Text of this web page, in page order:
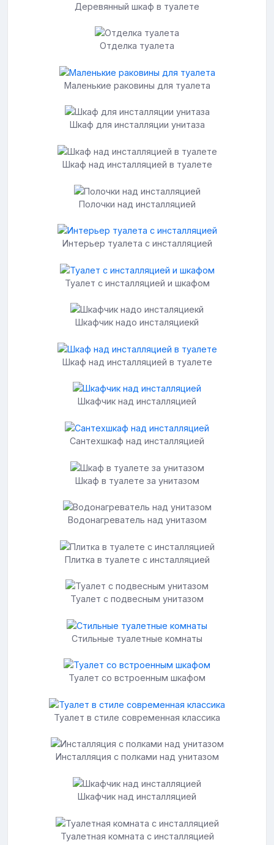
Деревянный шкаф в туалете
Отделка туалета
Маленькие раковины для туалета
Шкаф для инсталляции унитаза
Шкаф над инсталляцией в туалете
Полочки над инсталляцией
Интерьер туалета с инсталляцией
Туалет с инсталляцией и шкафом
Шкафчик надо инсталяциекй
Шкаф над инсталляцией в туалете
Шкафчик над инсталляцией
Сантехшкаф над инсталляцией
Шкаф в туалете за унитазом
Водонагреватель над унитазом
Плитка в туалете с инсталляцией
Туалет с подвесным унитазом
Стильные туалетные комнаты
Туалет со встроенным шкафом
Туалет в стиле современная классика
Инсталляция с полками над унитазом
Шкафчик над инсталляцией
Туалетная комната с инсталляцией